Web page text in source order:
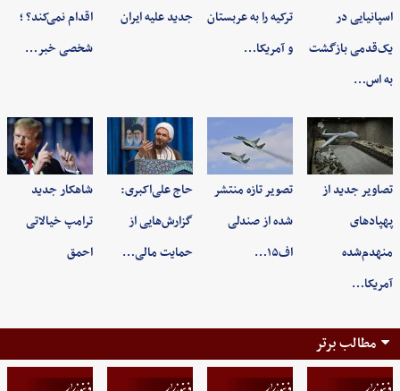
اسپانیایی در
یک‌قدمی بازگشت
به اس…
ترکیه را به عربستان
و آمریکا…
جدید علیه ایران
اقدام نمی‌کند؟ ؛
شخصی خبر…
تصاویر جدید از
پهپادهای
منهدم‌شده
آمریکا…
تصویر تازه منتشر
شده از صندلی
اف۱۵…
حاج علی‌اکبری:
گزارش‌هایی از
حمایت مالی…
شاهکار جدید
ترامپ خیالاتی
احمق
مطالب برتر